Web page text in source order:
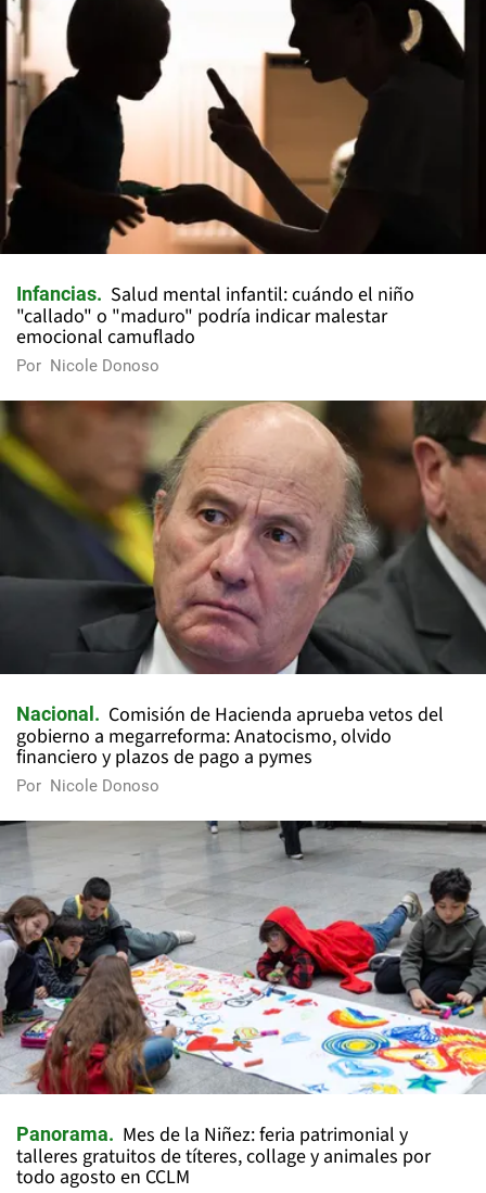
Infancias
Salud mental infantil: cuándo el niño
"callado" o "maduro" podría indicar malestar
emocional camuflado
Por Nicole Donoso
Nacional
Comisión de Hacienda aprueba vetos del
gobierno a megarreforma: Anatocismo, olvido
financiero y plazos de pago a pymes
Por Nicole Donoso
Panorama
Mes de la Niñez: feria patrimonial y
talleres gratuitos de títeres, collage y animales por
todo agosto en CCLM